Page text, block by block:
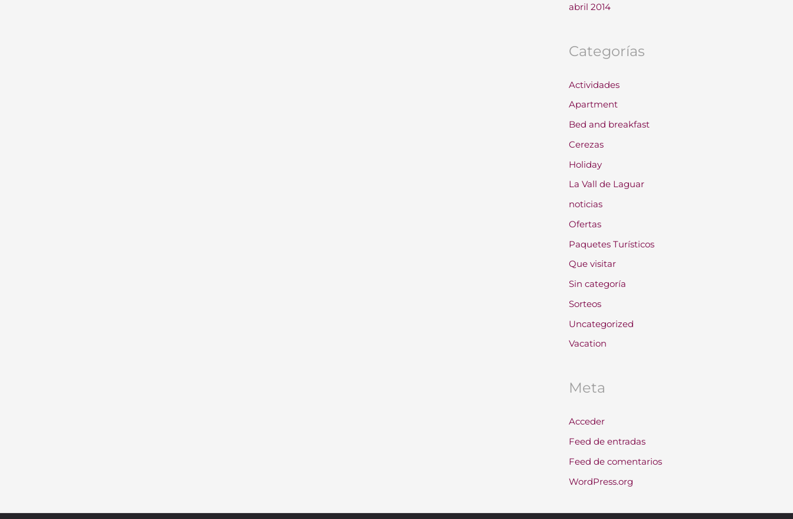
abril 2014
Categorías
Actividades
Apartment
Bed and breakfast
Cerezas
Holiday
La Vall de Laguar
noticias
Ofertas
Paquetes Turísticos
Que visitar
Sin categoría
Sorteos
Uncategorized
Vacation
Meta
Acceder
Feed de entradas
Feed de comentarios
WordPress.org